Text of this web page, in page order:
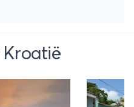
Kroatië